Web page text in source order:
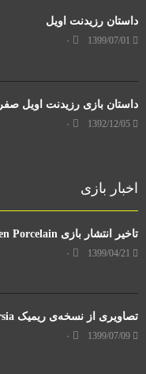
داستان رزیدنت اویل
1399/07/01 ۰
داستان بازی رزیدنت اویل صفر
1392/12/05 ۰
اخبار بازی
تاخیر انتشار بازی Remothered Broken Porcelain
1399/04/21 ۰
تصاویری از نسخه‌ی ریمیک Prince of Persia فاش شد!
1399/07/09 ۰